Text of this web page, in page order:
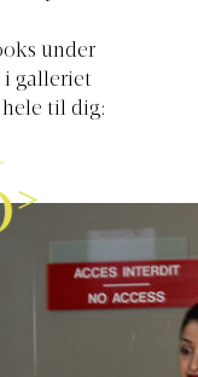
under
i galleriet
til dig: